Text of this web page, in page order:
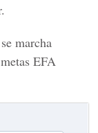
marcha
EFA